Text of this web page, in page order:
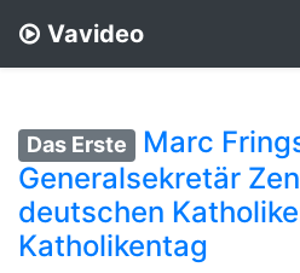
Vavideo
Das Erste
Marc
Generalsekretär
deutschen
Katholikentag